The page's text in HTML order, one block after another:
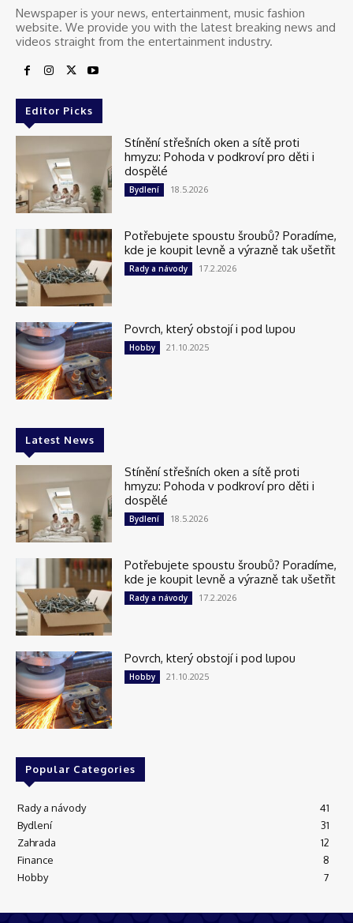
Newspaper is your news, entertainment, music fashion
website. We provide you with the latest breaking news and
videos straight from the entertainment industry.
Editor Picks
Stínění střešních oken a sítě proti
hmyzu: Pohoda v podkroví pro děti i
dospělé
Bydlení 18.5.2026
Potřebujete spoustu šroubů? Poradíme,
kde je koupit levně a výrazně tak ušetřit
Rady a návody 17.2.2026
Povrch, který obstojí i pod lupou
Hobby 21.10.2025
Latest News
Stínění střešních oken a sítě proti
hmyzu: Pohoda v podkroví pro děti i
dospělé
Bydlení 18.5.2026
Potřebujete spoustu šroubů? Poradíme,
kde je koupit levně a výrazně tak ušetřit
Rady a návody 17.2.2026
Povrch, který obstojí i pod lupou
Hobby 21.10.2025
Popular Categories
Rady a návody
41
Bydlení
31
Zahrada
12
Finance
8
Hobby
7